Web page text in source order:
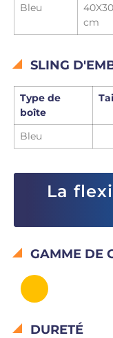
Bleu
cm
SLING
Type de
boîte
Bleu
La
GAMME DE
DURETÉ